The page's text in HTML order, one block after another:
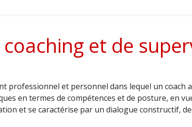
et de
professionnel et personnel dans lequel un coach
en termes de compétences et de posture, en
et se caractérise par un dialogue constructif,